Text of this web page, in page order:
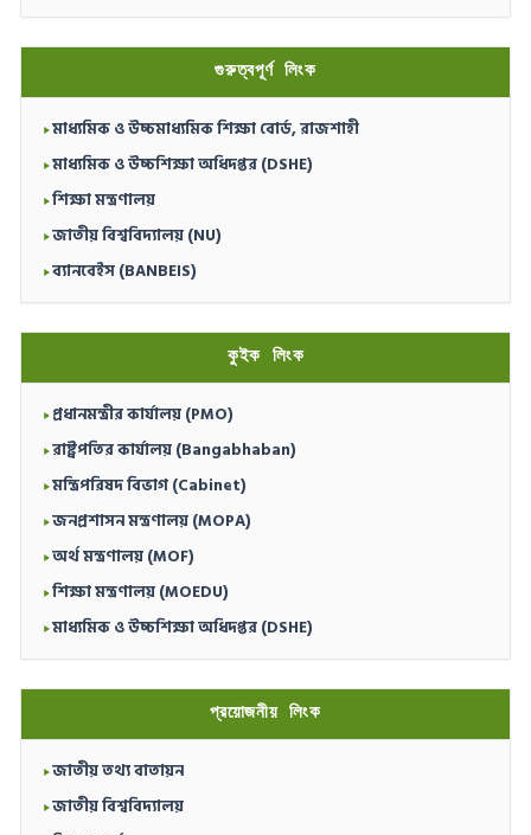
গুরুত্বপূর্ণ লিংক
মাধ্যমিক ও উচ্চমাধ্যমিক শিক্ষা বোর্ড, রাজশাহী
মাধ্যমিক ও উচ্চশিক্ষা অধিদপ্তর (DSHE)
শিক্ষা মন্ত্রণালয়
জাতীয় বিশ্ববিদ্যালয় (NU)
ব্যানবেইস (BANBEIS)
কুইক লিংক
প্রধানমন্ত্রীর কার্যালয় (PMO)
রাষ্ট্রপতির কার্যালয় (Bangabhaban)
মন্ত্রিপরিষদ বিভাগ (Cabinet)
জনপ্রশাসন মন্ত্রণালয় (MOPA)
অর্থ মন্ত্রণালয় (MOF)
শিক্ষা মন্ত্রণালয় (MOEDU)
মাধ্যমিক ও উচ্চশিক্ষা অধিদপ্তর (DSHE)
প্রয়োজনীয় লিংক
জাতীয় তথ্য বাতায়ন
জাতীয় বিশ্ববিদ্যালয়